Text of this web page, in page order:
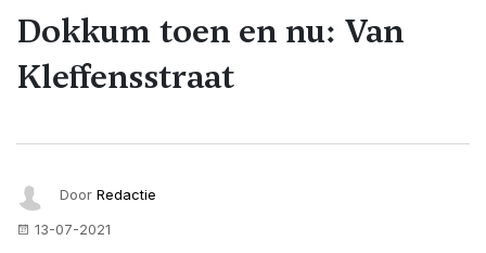
Dokkum toen en nu: Van
Kleffensstraat
Door Redactie
13-07-2021